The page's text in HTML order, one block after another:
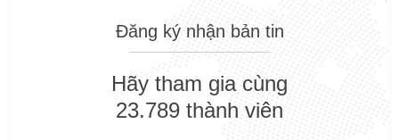
Đăng ký nhận bản tin
Hãy tham gia cùng
23.789 thành viên